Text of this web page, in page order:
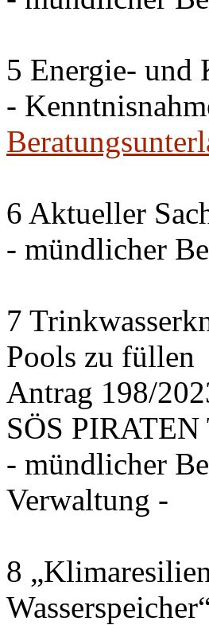
5 Energie- und
-
6 Aktueller
- mündlicher
7
Pools zu füllen
Antrag 198/
SÖS
- mündlicher
Verwaltung -
8